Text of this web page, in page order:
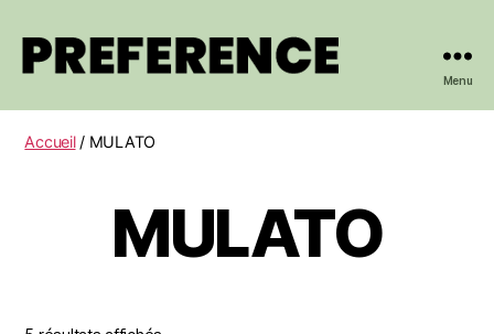
Menu
Accueil/ MULATO
MULATO